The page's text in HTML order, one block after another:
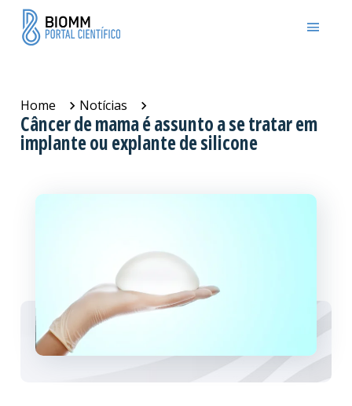
Home Notícias
Câncer de mama é assunto a se tratar em
implante ou explante de silicone